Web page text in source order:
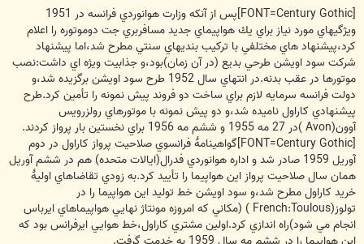
ت [FONT=Century Gothic]
پس از آنكه وزارت هوانوردي فرانسه در 1951
ويژگيهاي مورد نياز براي يك هواپيماي جديد مسافربري جت دوموتوره را اعلام
كرد،پيشنهاد هاي مختلفي با تركيب بنديهاي سنتي مطرح شد،اما پيشنهاد
شركت سود اويشن طرحي بديع (در آن زمان)بود،و جذابيت ويژه اي داشت:نصب
موتورها در عقب بدنه.در انتهاي سال 1952 طرح سود اويشن برگزيده شد،و
دولت فرانسه سرمايه لازم براي ساخت دو فروند پيش نمونه را تأمين كرد.طرح
پيشنهادي كاراول ناميده شد،و دو پيش نمونه با موتورهاي رولزرويس
آوون(Avon )در 27 مه 1955 و ششم مه 1956 براي نخستين بار پرواز كردند.
[FONT=Century Gothic]
گواهينامۀ فرانسوي صلاحيت پرواز كاراول در دوم
آوريل 1959 صادر شد و اداره هوانوردي فدرال(ايالات متحده) هم در ششم آوريل
همان سال صلاحيت پرواز اين هواپيما را تأييد كرد.به زودي تقاضاهاي اوليۀ
خريد كاراول مطرح شد،و سود اويشن خط توليد اين هواپيما را در
تولوز(French:Toulous ) (مكاني كه امروزه مونتاژ نهايي هواپيماهاي ايرباس
انجام مي شود)راه اندازي كرد.اولين مشتري كاراول،خط هوايي ايرفرانس بود كه